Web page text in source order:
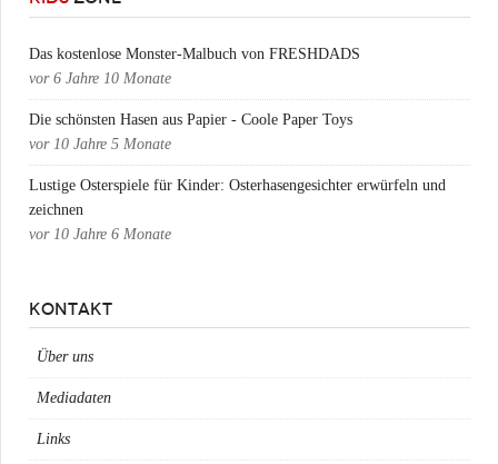
Das kostenlose Monster-Malbuch von FRESHDADS
vor 6 Jahre 10 Monate
Die schönsten Hasen aus Papier - Coole Paper Toys
vor 10 Jahre 5 Monate
Lustige Osterspiele für Kinder: Osterhasengesichter erwürfeln und
zeichnen
vor 10 Jahre 6 Monate
KONTAKT
Über uns
Mediadaten
Links